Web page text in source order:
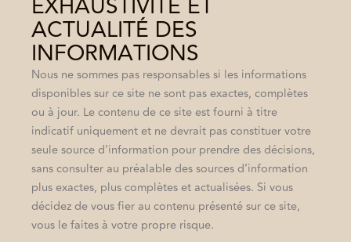
ACTUALITÉ DES
INFORMATIONS
Nous ne sommes pas responsables si les informations
disponibles sur ce site ne sont pas exactes, complètes
ou à jour. Le contenu de ce site est fourni à titre
indicatif uniquement et ne devrait pas constituer votre
seule source d’information pour prendre des décisions,
sans consulter au préalable des sources d’information
plus exactes, plus complètes et actualisées. Si vous
décidez de vous fier au contenu présenté sur ce site,
vous le faites à votre propre risque.